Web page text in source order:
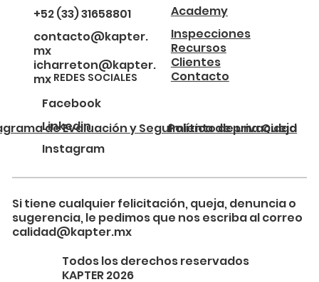
+52 (33) 31658801
contacto@kapter.
mx
icharreton@kapter.
mx
Academy
Inspecciones
Recursos
Clientes
Contacto
REDES SOCIALES
Facebook
Linkedin
Instagram
Política de privacidad
de Evaluación y Seguimiento de una Queja
Si tiene cualquier felicitación, queja, denuncia o
sugerencia, le pedimos que nos escriba al correo
calidad@kapter.mx
Todos los derechos reservados
KAPTER 2026